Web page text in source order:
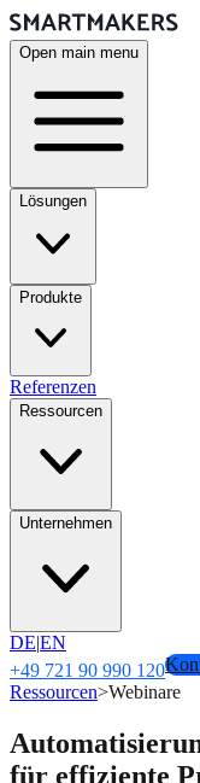
Open main menu
Lösungen
Produkte
Referenzen
Ressourcen
Unternehmen
DE|EN
+49 721 90 990 120
Ressourcen>Webinare
für effiziente